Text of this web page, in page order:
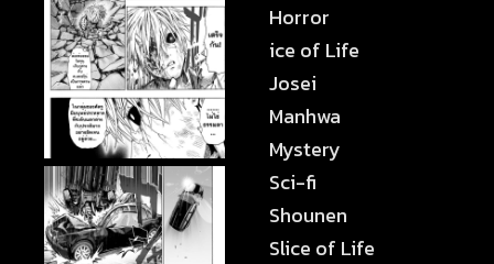
Horror
ice of Life
Josei
Manhwa
Mystery
Sci-fi
Shounen
Slice of Life